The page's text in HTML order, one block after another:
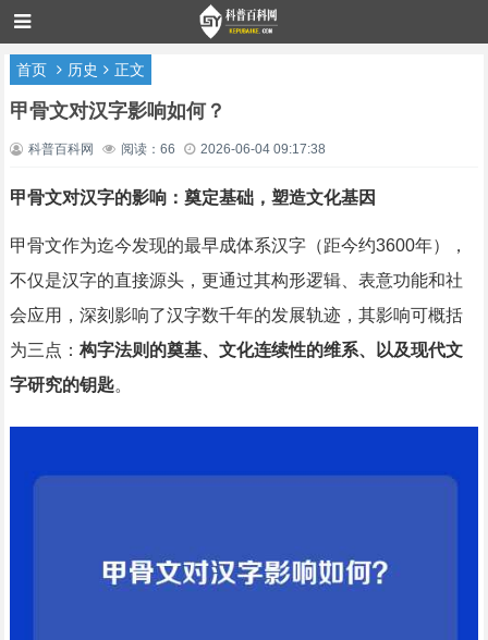
首页 历史 正文
甲骨文对汉字影响如何？
科普百科网 阅读：66 2026-06-04 09:17:38
甲骨文对汉字的影响：奠定基础，塑造文化基因
甲骨文作为迄今发现的最早成体系汉字（距今约3600年），
不仅是汉字的直接源头，更通过其构形逻辑、表意功能和社
会应用，深刻影响了汉字数千年的发展轨迹，其影响可概括
为三点： 构字法则的奠基、文化连续性的维系、以及现代文
字研究的钥匙。